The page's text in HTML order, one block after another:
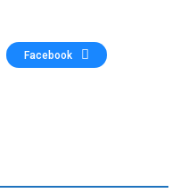
Facebook